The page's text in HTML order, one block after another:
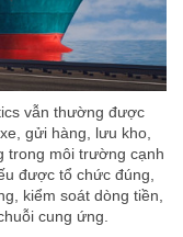
vẫn thường được
gửi hàng, lưu kho,
trong môi trường cạnh
được tổ chức đúng,
kiểm soát dòng tiền,
cung ứng.